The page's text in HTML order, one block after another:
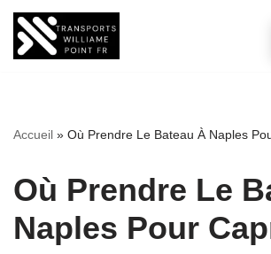
Aller
Accueil » Où Prendre Le Bateau À Naples
Où Prendre Le
Naples Pour